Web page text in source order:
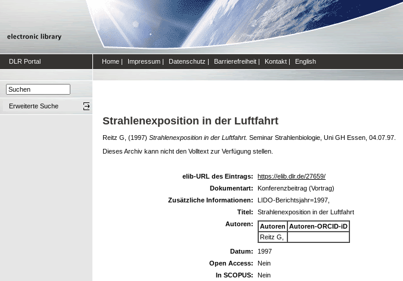
DLR Portal Home | Impressum | Datenschutz | Barrierefreiheit | Kontakt | English
Erweiterte Suche
Strahlenexposition in der Luftfahrt
Reitz G, (1997) Strahlenexposition in der Luftfahrt. Seminar Strahlenbiologie, Uni GH Essen, 04.07.97.
Dieses Archiv kann nicht den Volltext zur Verfügung stellen.
elib-URL des Eintrags:
https://elib.dlr.de/27659/
Dokumentart:
Konferenzbeitrag (Vortrag)
Zusätzliche Informationen:
LIDO-Berichtsjahr=1997,
Titel:
Strahlenexposition in der Luftfahrt
Autoren:
Autoren Autoren-ORCID-iD
Reitz G,
Datum:
1997
Open Access:
Nein
In SCOPUS:
Nein